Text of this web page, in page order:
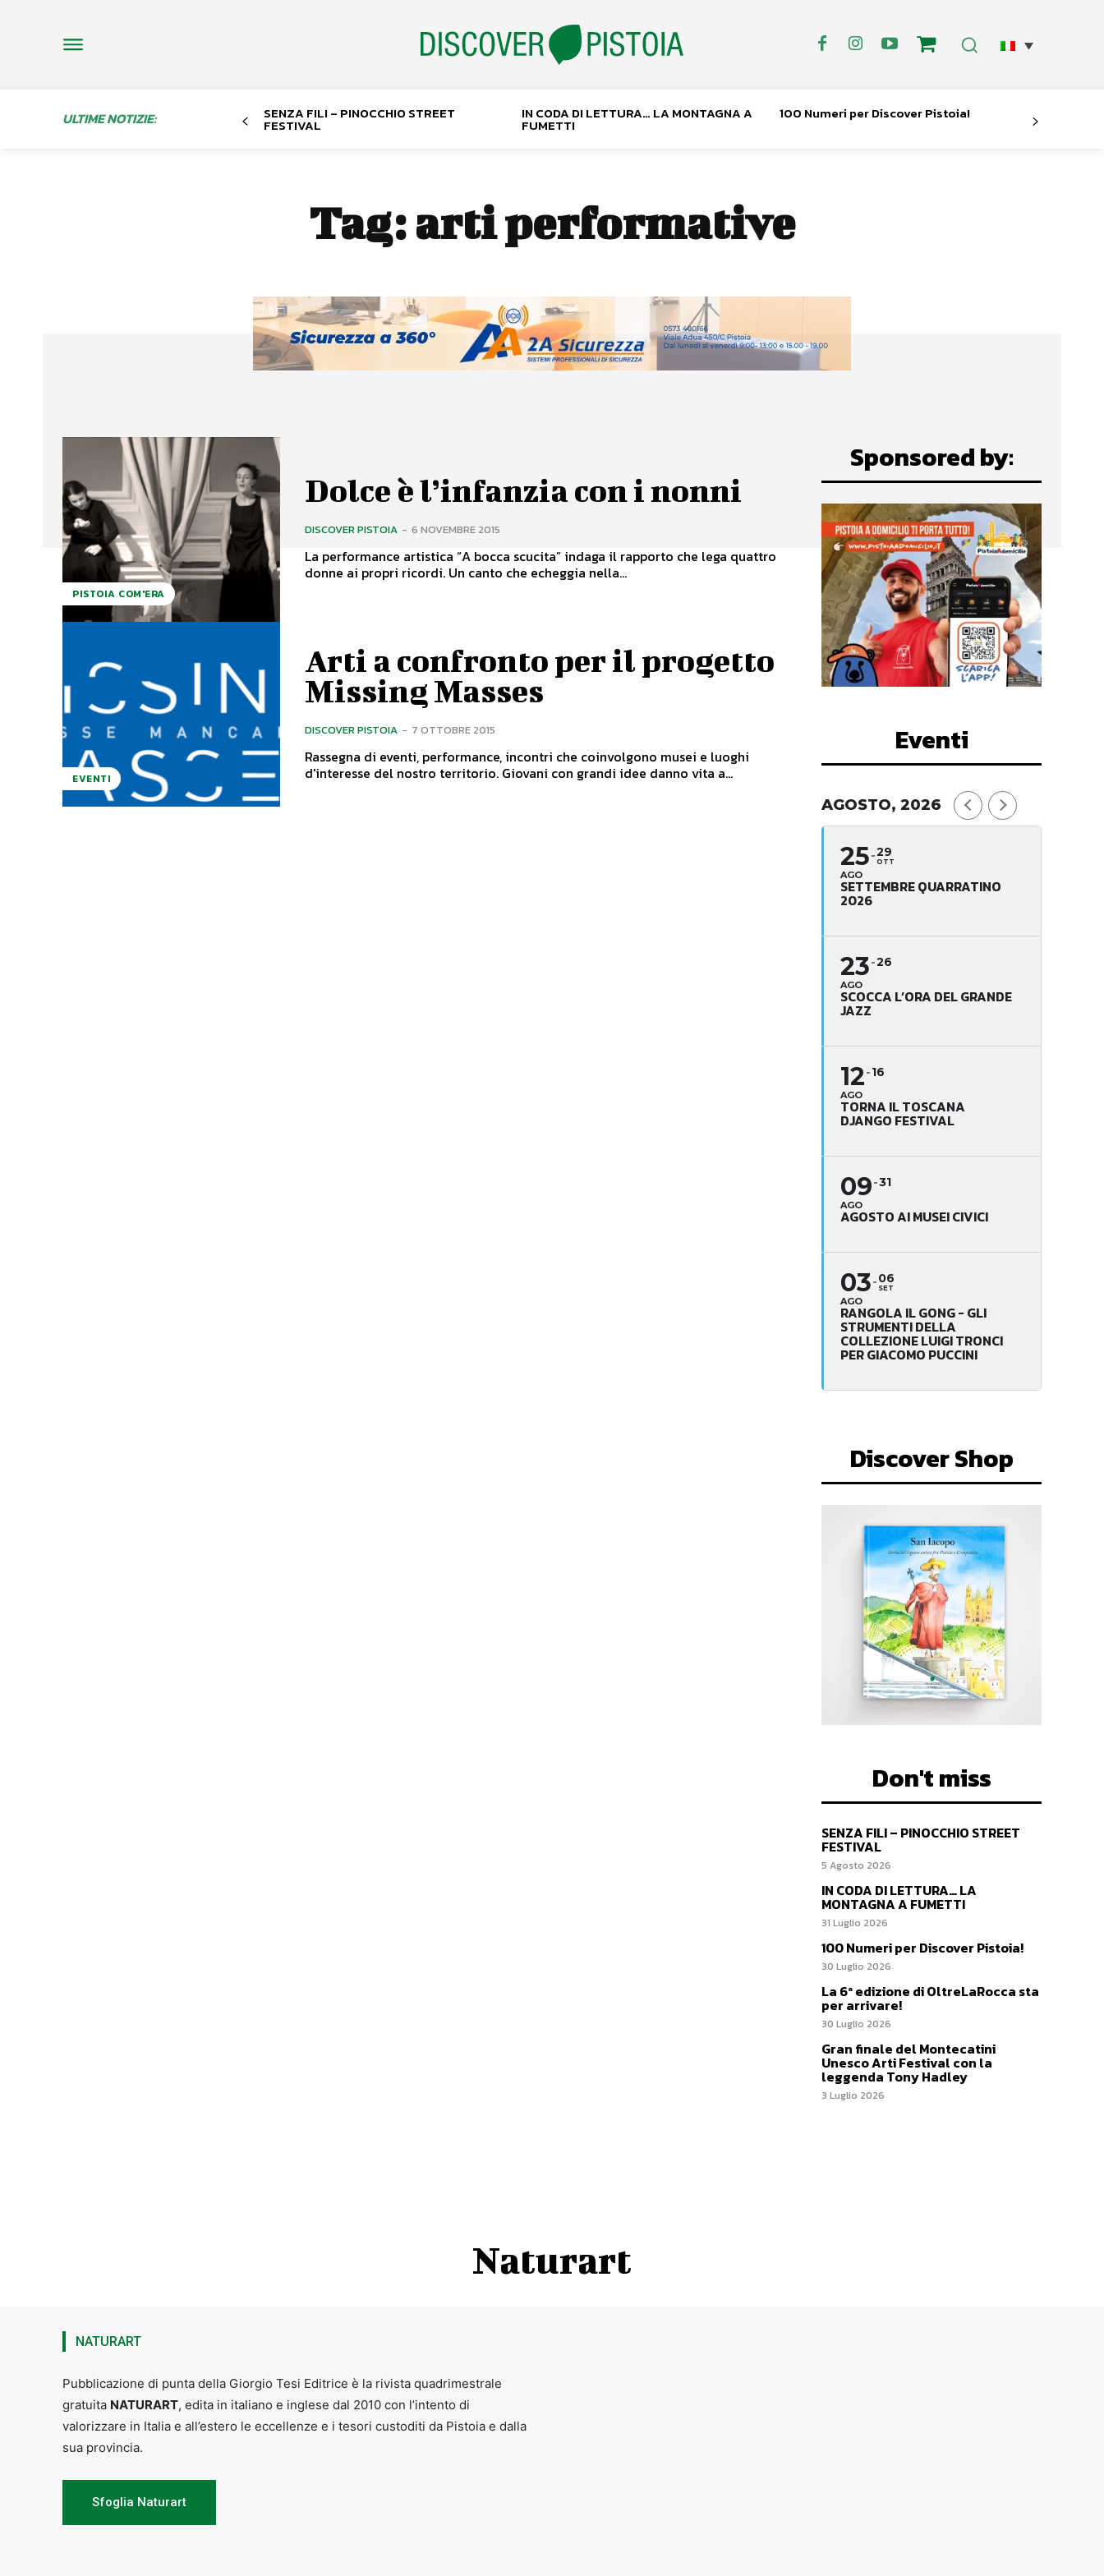
ULTIME NOTIZIE: SENZA FILI – PINOCCHIO STREET
FESTIVAL
IN CODA DI LETTURA… LA MONTAGNA A
FUMETTI
100 Numeri per Discover Pistoia!
Tag:arti performative
PISTOIA COM'ERA
Dolce è l’infanzia con i nonni
DISCOVER PISTOIA - 6 NOVEMBRE 2015
La performance artistica “A bocca scucita” indaga il rapporto che lega quattro
donne ai propri ricordi. Un canto che echeggia nella...
EVENTI
Arti a confronto per il progetto
Missing Masses
DISCOVER PISTOIA - 7 OTTOBRE 2015
Rassegna di eventi, performance, incontri che coinvolgono musei e luoghi
d'interesse del nostro territorio. Giovani con grandi idee danno vita a...
Sponsored by:
Eventi
AGOSTO, 2026
25
AGO
29
OTT
SETTEMBRE QUARRATINO
2026
23
AGO
26
SCOCCA L’ORA DEL GRANDE
JAZZ
12
AGO
16
TORNA IL TOSCANA
DJANGO FESTIVAL
09
AGO
31
AGOSTO AI MUSEI CIVICI
03
AGO
06
SET
RANGOLA IL GONG - GLI
STRUMENTI DELLA
COLLEZIONE LUIGI TRONCI
PER GIACOMO PUCCINI
Discover Shop
Don't miss
SENZA FILI – PINOCCHIO STREET
FESTIVAL
5 Agosto 2026
IN CODA DI LETTURA… LA
MONTAGNA A FUMETTI
31 Luglio 2026
100 Numeri per Discover Pistoia!
30 Luglio 2026
La 6ª edizione di OltreLaRocca sta
per arrivare!
30 Luglio 2026
Gran finale del Montecatini
Unesco Arti Festival con la
leggenda Tony Hadley
3 Luglio 2026
Naturart
NATURART
Pubblicazione di punta della Giorgio Tesi Editrice è la rivista quadrimestrale
gratuita NATURART, edita in italiano e inglese dal 2010 con l’intento di
valorizzare in Italia e all’estero le eccellenze e i tesori custoditi da Pistoia e dalla
sua provincia.
Sfoglia Naturart